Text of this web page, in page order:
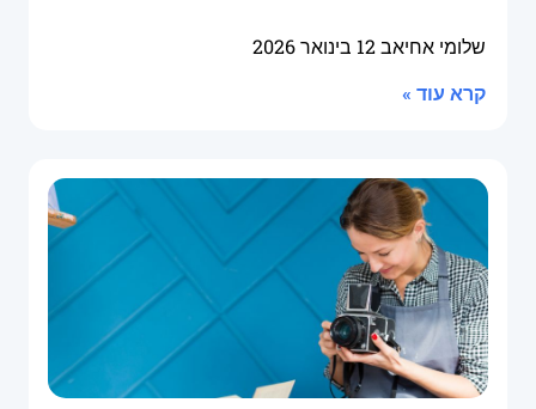
שלומי אחיאב12 בינואר 2026
קרא עוד »